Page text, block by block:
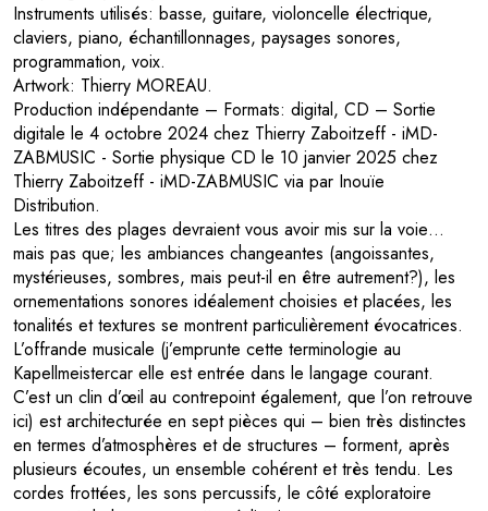
Instruments utilisés: basse, guitare, violoncelle électrique,
claviers, piano, échantillonnages, paysages sonores,
programmation, voix.
Artwork: Thierry MOREAU.
Production indépendante – Formats: digital, CD – Sortie
digitale le 4 octobre 2024 chez Thierry Zaboitzeff - iMD-
ZABMUSIC - Sortie physique CD le 10 janvier 2025 chez
Thierry Zaboitzeff - iMD-ZABMUSIC via par Inouïe
Distribution.
Les titres des plages devraient vous avoir mis sur la voie…
mais pas que; les ambiances changeantes (angoissantes,
mystérieuses, sombres, mais peut-il en être autrement?), les
ornementations sonores idéalement choisies et placées, les
tonalités et textures se montrent particulièrement évocatrices.
L’offrande musicale (j’emprunte cette terminologie au
Kapellmeistercar elle est entrée dans le langage courant.
C’est un clin d’œil au contrepoint également, que l’on retrouve
ici) est architecturée en sept pièces qui – bien très distinctes
en termes d’atmosphères et de structures – forment, après
plusieurs écoutes, un ensemble cohérent et très tendu. Les
cordes frottées, les sons percussifs, le côté exploratoire